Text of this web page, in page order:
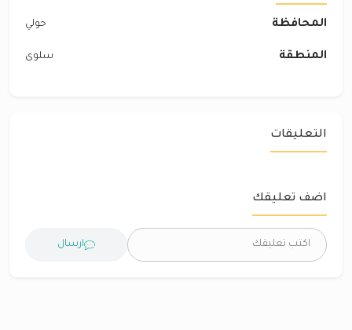
المحافظة حولي
المنطقة سلوى
التعليقات
اضف تعليقك
ارسال